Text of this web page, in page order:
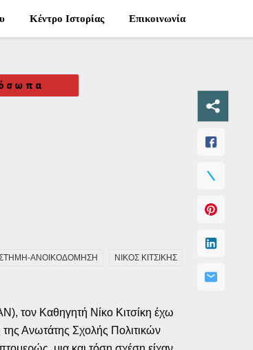
Κέντρο Ιστορίας Επικοινωνία
ΑΝΟΙΚΟΔΟΜΗΣΗ ΝΙΚΟΣ ΚΙΤΣΙΚΗΣ
τον Καθηγητή Νίκο Κιτσίκη έχω
Ανωτάτης Σχολής Πολιτικών